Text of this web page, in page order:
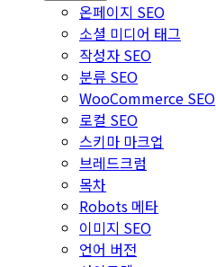
온페이지 SEO
소셜 미디어 태그
작성자 SEO
분류 SEO
WooCommerce SEO
로컬 SEO
스키마 마크업
브레드크럼
목차
Robots 메타
이미지 SEO
언어 버전